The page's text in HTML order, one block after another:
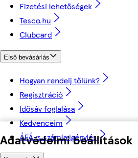
Adatvédelmi beállítások
Fizetési lehetőségek
Tesco.hu
Clubcard
Első bevásárlás
Hogyan rendelj tőlünk?
Regisztráció
Idősáv foglalása
Kedvenceim
ÁFÁ-s számla igénylés